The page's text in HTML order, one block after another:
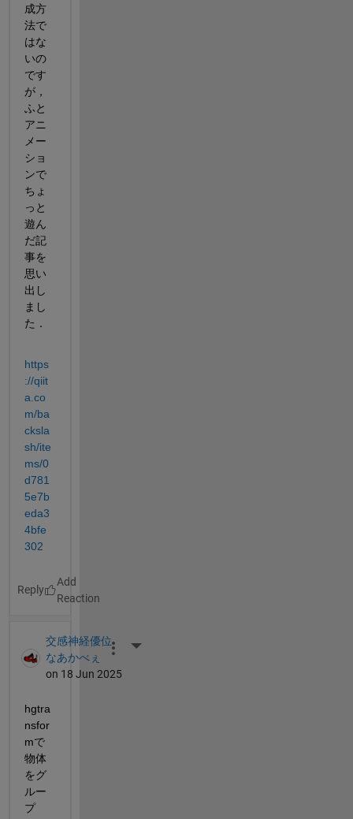
成方
法で
はな
いの
です
が，
ふと
アニ
メー
ショ
ンで
ちょ
っと
遊ん
だ記
事を
思い
出し
まし
た．
https
://qiit
a.co
m/ba
cksla
sh/ite
ms/0
d781
5e7b
eda3
4bfe
302
Reply
交感神経優位
なあかべぇ
on 18 Jun 2025
More Actions
hgtra
nsfor
mで
物体
をグ
ルー
プ